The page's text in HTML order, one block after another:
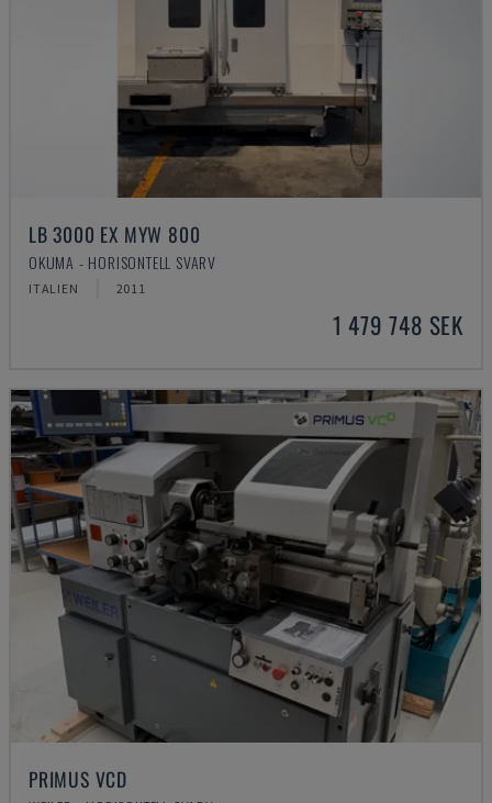
LB 3000 EX MYW 800
OKUMA - HORISONTELL SVARV
ITALIEN 2011
1 479 748 SEK
PRIMUS VCD